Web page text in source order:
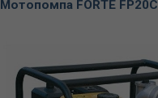
Мотопомпа FORTE FP20C